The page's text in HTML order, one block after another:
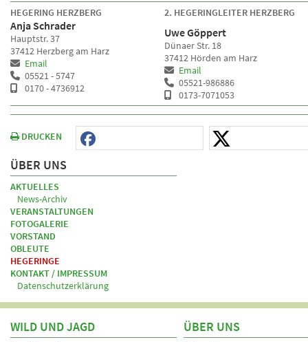
HEGERING HERZBERG
Anja Schrader
Hauptstr. 37
37412 Herzberg am Harz
Email
05521 - 5747
0170 - 4736912
2. HEGERINGLEITER HERZBERG
Uwe Göppert
Dünaer Str. 18
37412 Hörden am Harz
Email
05521-986886
0173-7071053
DRUCKEN
ÜBER UNS
AKTUELLES
News-Archiv
VERANSTALTUNGEN
FOTOGALERIE
VORSTAND
OBLEUTE
HEGERINGE
KONTAKT / IMPRESSUM
Datenschutzerklärung
WILD UND JAGD ÜBER UNS